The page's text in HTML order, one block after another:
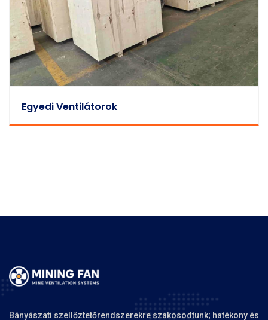
Egyedi Ventilátorok
Bányászati szellőztetőrendszerekre szakosodtunk; hatékony és